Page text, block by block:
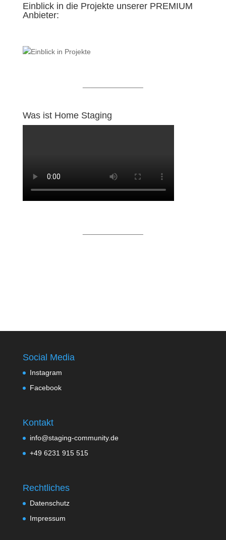
Einblick in die Projekte unserer PREMIUM
Anbieter:
Was ist Home Staging
Social Media
Instagram
Facebook
Kontakt
info@staging-community.de
+49 6231 915 515
Rechtliches
Datenschutz
Impressum